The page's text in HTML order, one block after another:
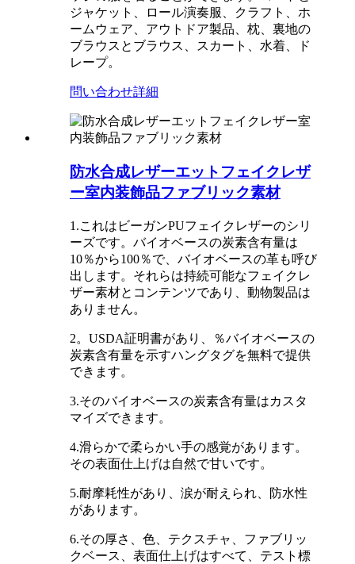
ジャケット、ロール演奏服、クラフト、ホ
ームウェア、アウトドア製品、枕、裏地の
ブラウスとブラウス、スカート、水着、ド
レープ。
問い合わせ詳細
防水合成レザーエットフェイクレザ
ー室内装飾品ファブリック素材
1.これはビーガンPUフェイクレザーのシリ
ーズです。バイオベースの炭素含有量は
10％から100％で、バイオベースの革も呼び
出します。それらは持続可能なフェイクレ
ザー素材とコンテンツであり、動物製品は
ありません。
2。USDA証明書があり、％バイオベースの
炭素含有量を示すハングタグを無料で提供
できます。
3.そのバイオベースの炭素含有量はカスタ
マイズできます。
4.滑らかで柔らかい手の感覚があります。
その表面仕上げは自然で甘いです。
5.耐摩耗性があり、涙が耐えられ、防水性
があります。
6.その厚さ、色、テクスチャ、ファブリッ
クベース、表面仕上げはすべて、テスト標